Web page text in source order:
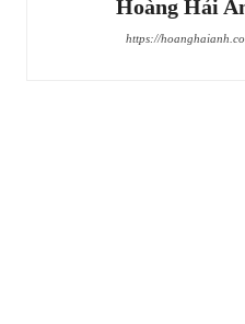
Hoàng Hải
https://